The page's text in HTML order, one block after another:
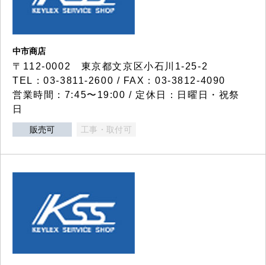
中市商店
〒112-0002 東京都文京区小石川1-25-2
TEL：03-3811-2600 / FAX：03-3812-4090
営業時間：7:45〜19:00 / 定休日：日曜日・祝祭
日
販売可 工事・取付可